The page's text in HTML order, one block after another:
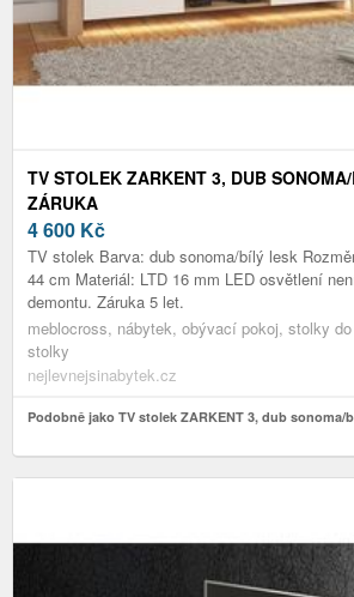
TV STOLEK ZARKENT 3, DUB
ZÁRUKA
4 600 Kč
TV stolek Barva: dub sonoma/bílý lesk
44 cm Materiál: LTD 16 mm LED osvětlení
demontu. Záruka 5 let.
meblocross, nábytek, obývací pokoj, stolky
stolky
nejlevnejsinabytek.cz
Podobně jako TV stolek ZARKENT 3, dub sonoma/